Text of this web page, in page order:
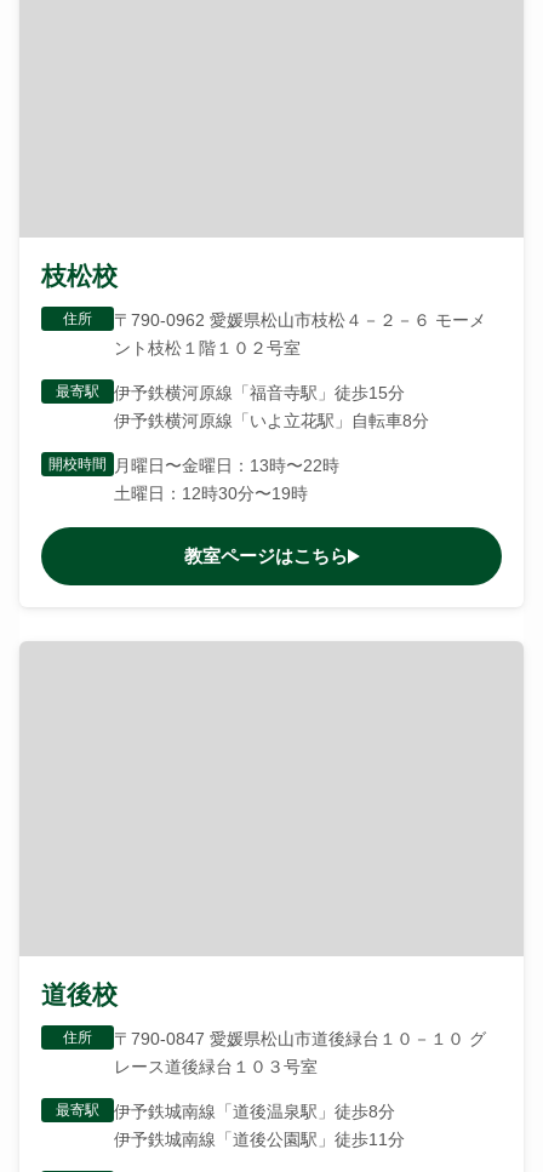
枝松校
住所
〒790-0962 愛媛県松山市枝松４－２－６ モーメ
ント枝松１階１０２号室
最寄駅
伊予鉄横河原線「福音寺駅」徒歩15分
伊予鉄横河原線「いよ立花駅」自転車8分
開校時間
月曜日〜金曜日：13時〜22時
土曜日：12時30分〜19時
教室ページはこちら
道後校
住所
〒790-0847 愛媛県松山市道後緑台１０－１０ グ
レース道後緑台１０３号室
最寄駅
伊予鉄城南線「道後温泉駅」徒歩8分
伊予鉄城南線「道後公園駅」徒歩11分